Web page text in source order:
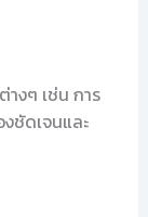
างๆ เช่น การ
ชัดเจนและ